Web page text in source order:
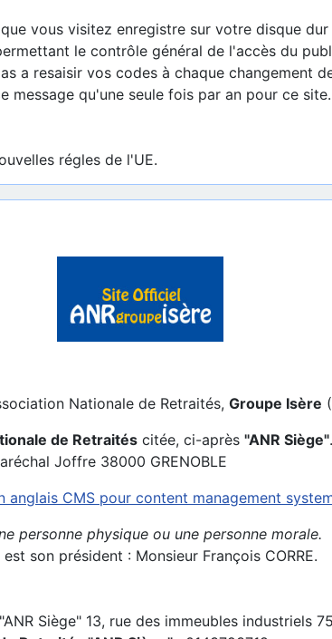
vous visitez enregistre sur votre disque
le contrôle général de l'accès du
a resaisir vos codes à chaque changement
message qu'une seule fois par an pour ce site.
régles de l'UE.
Nationale de Retraités, Groupe Isère
de Retraités citée, ci-après "ANR Siège".
Joffre 38000 GRENOBLE
anglais CMS pour content management
personne physique ou une personne morale.
son président : Monsieur François CORRE.
Siège" 13, rue des immeubles industriels